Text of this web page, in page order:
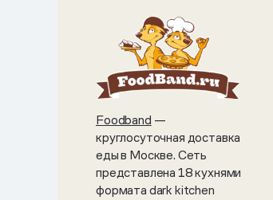
Foodband —
круглосуточная доставка
еды в Москве. Сеть
представлена 18 кухнями
формата dark kitchen